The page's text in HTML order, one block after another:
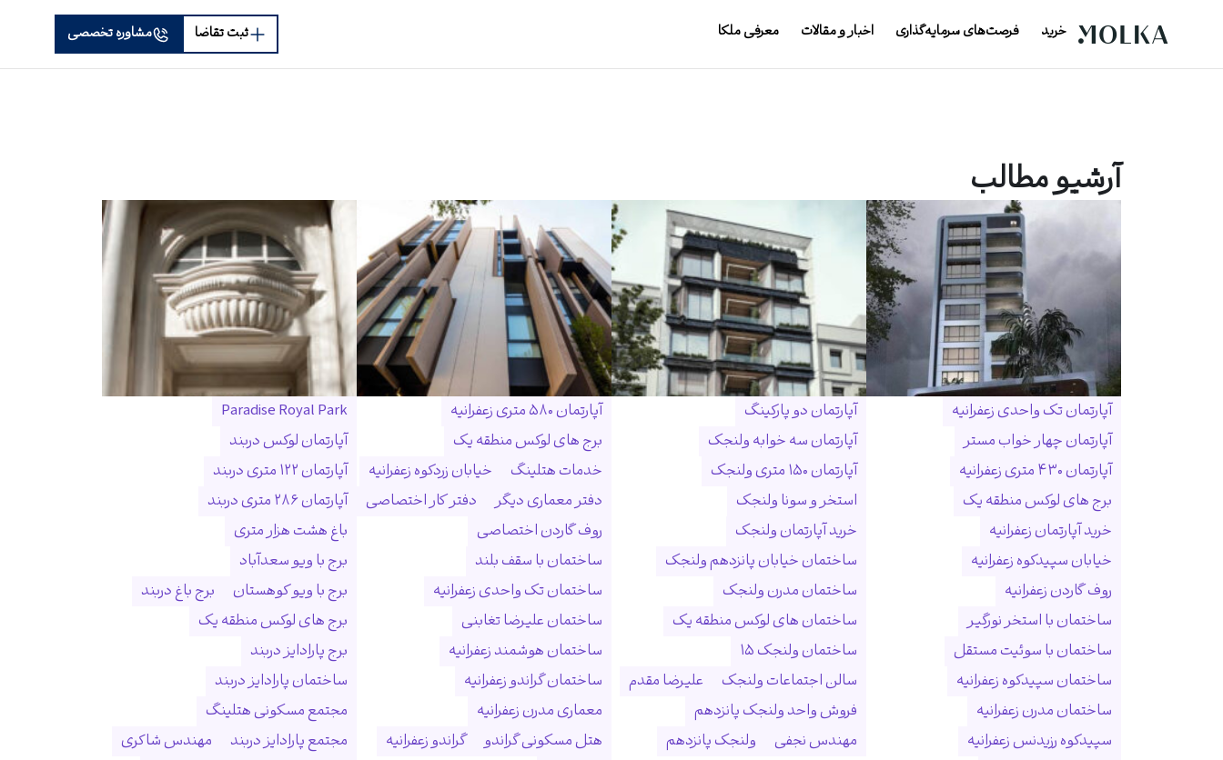
خرید فرصت‌های سرمایه‌گذاری اخبار و مقالات معرفی ملکا ثبت تقاضا مشاوره تخصصی
آرشیو مطالب
آپارتمان تک واحدی زعفرانیه
آپارتمان چهار خواب مستر
آپارتمان ۴۳۰ متری زعفرانیه
برج های لوکس منطقه یک
خرید آپارتمان زعفرانیه
خیابان سپیدکوه زعفرانیه
روف گاردن زعفرانیه
ساختمان با استخر نورگیر
ساختمان با سوئیت مستقل
ساختمان سپیدکوه زعفرانیه
ساختمان مدرن زعفرانیه
سپیدکوه رزیدنس زعفرانیه
آپارتمان دو پارکینگ
آپارتمان سه خوابه ولنجک
آپارتمان ۱۵۰ متری ولنجک
استخر و سونا ولنجک
خرید آپارتمان ولنجک
ساختمان خیابان پانزدهم ولنجک
ساختمان مدرن ولنجک
ساختمان های لوکس منطقه یک
ساختمان ولنجک ۱۵
سالن اجتماعات ولنجک
علیرضا مقدم
فروش واحد ولنجک پانزدهم
مهندس نجفی
ولنجک پانزدهم
آپارتمان ۵۸۰ متری زعفرانیه
برج های لوکس منطقه یک
خدمات هتلینگ
خیابان زردکوه زعفرانیه
دفتر معماری دیگر
دفتر کار اختصاصی
روف گاردن اختصاصی
ساختمان با سقف بلند
ساختمان تک واحدی زعفرانیه
ساختمان علیرضا تغابنی
ساختمان هوشمند زعفرانیه
ساختمان گراندو زعفرانیه
معماری مدرن زعفرانیه
هتل مسکونی گراندو
گراندو زعفرانیه
Paradise Royal Park
آپارتمان لوکس دربند
آپارتمان ۱۲۲ متری دربند
آپارتمان ۲۸۶ متری دربند
باغ هشت هزار متری
برج با ویو سعدآباد
برج با ویو کوهستان
برج باغ دربند
برج های لوکس منطقه یک
برج پارادایز دربند
ساختمان پارادایز دربند
مجتمع مسکونی هتلینگ
مجتمع پارادایز دربند
مهندس شاکری